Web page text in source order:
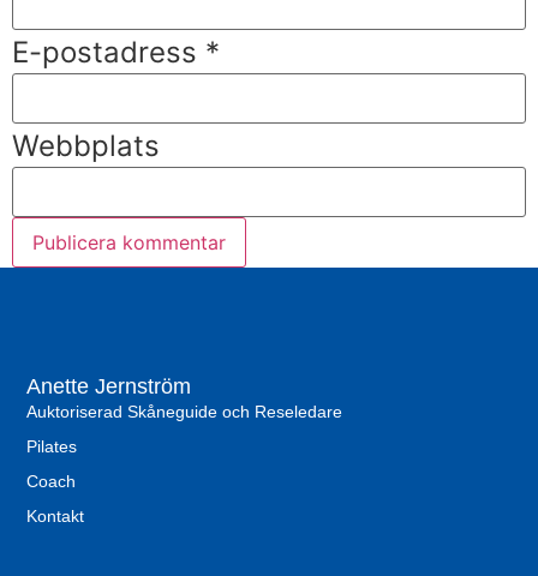
E-postadress *
Webbplats
Anette Jernström
Auktoriserad Skåneguide och Reseledare
Pilates
Coach
Kontakt